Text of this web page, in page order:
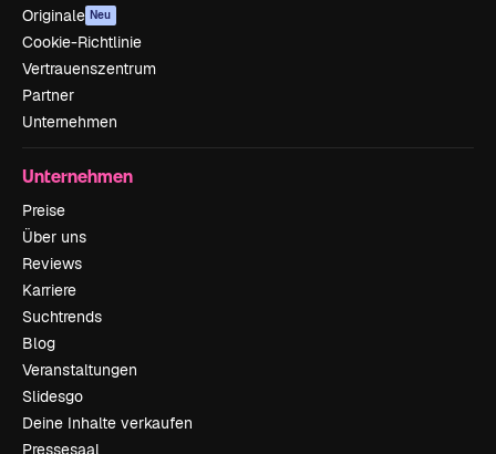
Originale Neu
Cookie-Richtlinie
Vertrauenszentrum
Partner
Unternehmen
Unternehmen
Preise
Über uns
Reviews
Karriere
Suchtrends
Blog
Veranstaltungen
Slidesgo
Deine Inhalte verkaufen
Pressesaal